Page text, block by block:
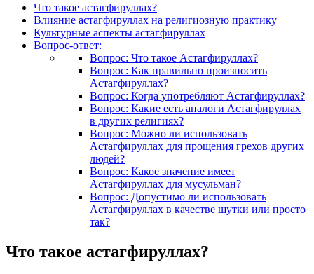
Что такое астагфируллах?
Влияние астагфируллах на религиозную практику
Культурные аспекты астагфируллах
Вопрос-ответ:
Вопрос: Что такое Астагфируллах?
Вопрос: Как правильно произносить
Астагфируллах?
Вопрос: Когда употребляют Астагфируллах?
Вопрос: Какие есть аналоги Астагфируллах
в других религиях?
Вопрос: Можно ли использовать
Астагфируллах для прощения грехов других
людей?
Вопрос: Какое значение имеет
Астагфируллах для мусульман?
Вопрос: Допустимо ли использовать
Астагфируллах в качестве шутки или просто
так?
Что такое астагфируллах?